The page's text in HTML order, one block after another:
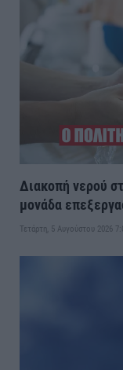
Διακοπή νερού
μονάδα
Τετάρτη, 5 Αυγούστου 2026